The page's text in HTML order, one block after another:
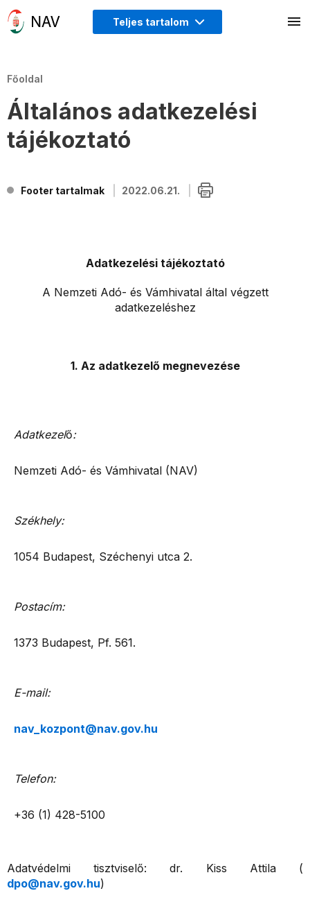
Teljes tartalom
Főoldal
Általános adatkezelési
tájékoztató
Footer tartalmak 2022.06.21.
Adatkezelési tájékoztató
A Nemzeti Adó- és Vámhivatal által végzett
adatkezeléshez
1. Az adatkezelőmegnevezése
Adatkezelő:
Nemzeti Adó- és Vámhivatal (NAV)
Székhely:
1054 Budapest, Széchenyi utca 2.
Postacím:
1373 Budapest, Pf. 561.
E-mail:
nav_kozpont@nav.gov.hu
Telefon:
+36 (1) 428-5100
Adatvédelmi tisztviselő: dr. Kiss Attila (
dpo@nav.gov.hu)